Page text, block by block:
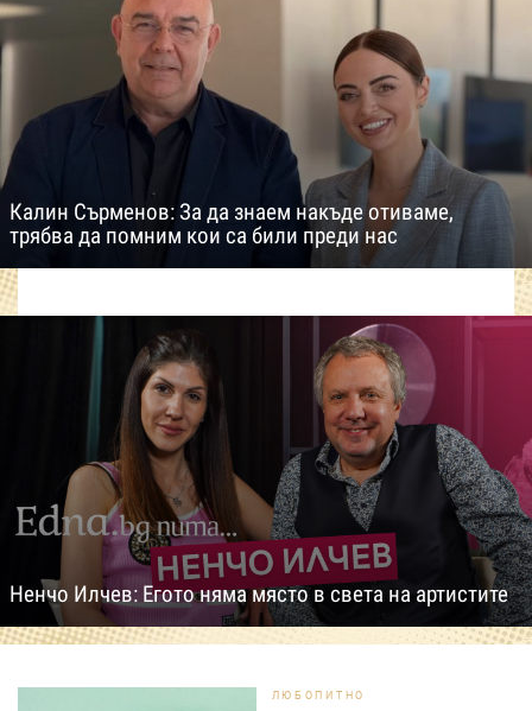
Калин Сърменов: За да знаем накъде отиваме,
трябва да помним кои са били преди нас
Ненчо Илчев: Егото няма място в света на артистите
ЛЮБОПИТНО